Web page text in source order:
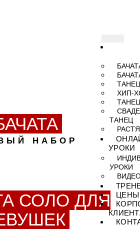
ХИП-
ТАНЕЦ
УРОКИ
УРОКИ
ЦЕНЫ
НАБОР
СОЛО ДЛЯ